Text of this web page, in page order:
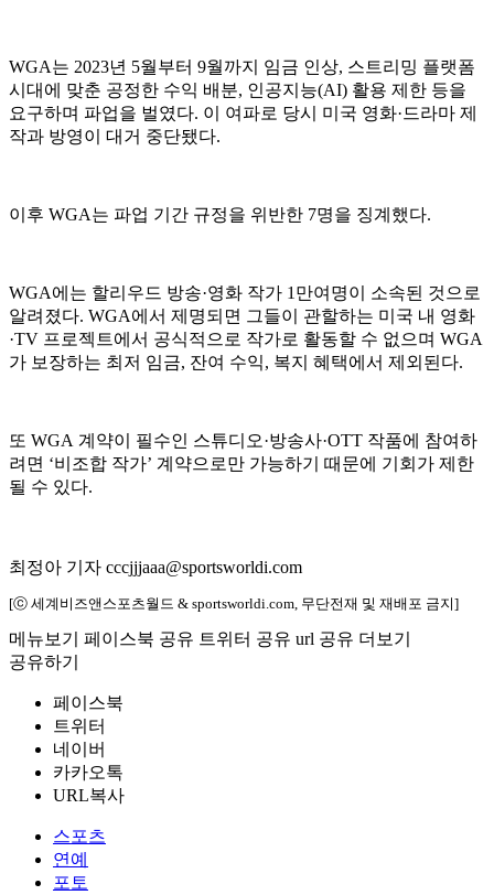
WGA는 2023년 5월부터 9월까지 임금 인상, 스트리밍 플랫폼
시대에 맞춘 공정한 수익 배분, 인공지능(AI) 활용 제한 등을
요구하며 파업을 벌였다. 이 여파로 당시 미국 영화·드라마 제
작과 방영이 대거 중단됐다.
이후 WGA는 파업 기간 규정을 위반한 7명을 징계했다.
WGA에는 할리우드 방송·영화 작가 1만여명이 소속된 것으로
알려졌다. WGA에서 제명되면 그들이 관할하는 미국 내 영화
·TV 프로젝트에서 공식적으로 작가로 활동할 수 없으며 WGA
가 보장하는 최저 임금, 잔여 수익, 복지 혜택에서 제외된다.
또 WGA 계약이 필수인 스튜디오·방송사·OTT 작품에 참여하
려면 ‘비조합 작가’ 계약으로만 가능하기 때문에 기회가 제한
될 수 있다.
최정아 기자 cccjjjaaa@sportsworldi.com
[ⓒ 세계비즈앤스포츠월드 & sportsworldi.com, 무단전재 및 재배포 금지]
메뉴보기 페이스북 공유 트위터 공유 url 공유 더보기
공유하기
페이스북
트위터
네이버
카카오톡
URL복사
스포츠
연예
포토